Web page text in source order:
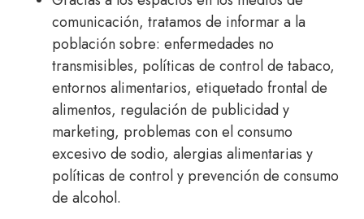
comunicación, tratamos de informar a la
población sobre: enfermedades no
transmisibles, políticas de control de tabaco,
entornos alimentarios, etiquetado frontal de
alimentos, regulación de publicidad y
marketing, problemas con el consumo
excesivo de sodio, alergias alimentarias y
políticas de control y prevención de consumo
de alcohol.